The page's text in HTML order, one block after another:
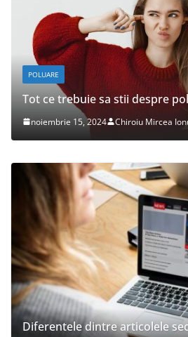
DESPRE MASINI
Ce probleme comune au
octombrie 15, 2024 Chiroiu
Diferentele dintre articolele